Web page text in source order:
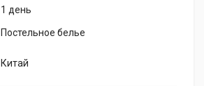
1 день
Постельное белье
Китай